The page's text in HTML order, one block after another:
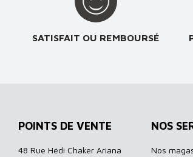
SATISFAIT OU REMBOURSÉ
POINTS DE VENTE
48 Rue Hédi Chaker Ariana
NOS
Nos